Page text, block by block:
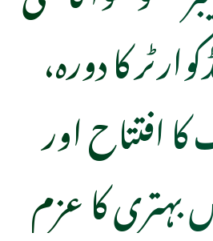
کا دورہ،
افتتاح اور
بہتری کا عزم